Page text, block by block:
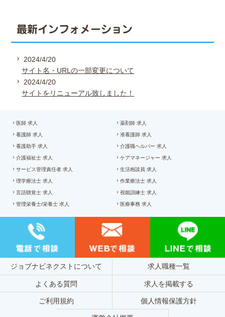
最新インフォメーション
2024/4/20
サイト名・URLの一部変更について
2024/4/20
サイトをリニューアル致しました！
医師 求人 薬剤師 求人
看護師 求人 准看護師 求人
看護助手 求人 介護職ヘルパー 求人
介護福祉士 求人 ケアマネージャー 求人
サービス管理責任者 求人 生活相談員 求人
理学療法士 求人 作業療法士 求人
言語聴覚士 求人 視能訓練士 求人
管理栄養士/栄養士 求人 医療事務 求人
ジョブナビネクストについて 求人職種一覧
よくある質問 求人を掲載する
ご利用規約 個人情報保護方針